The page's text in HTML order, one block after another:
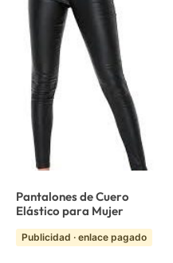
Pantalones de Cuero
Elástico para Mujer
Publicidad · enlace pagado